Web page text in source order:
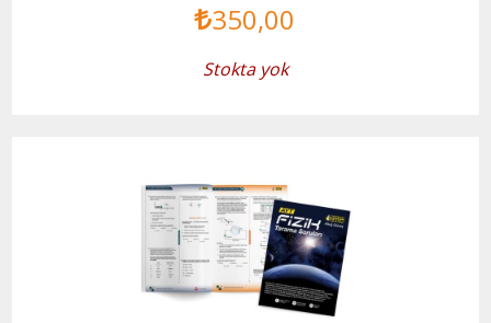
350,00
Stokta yok